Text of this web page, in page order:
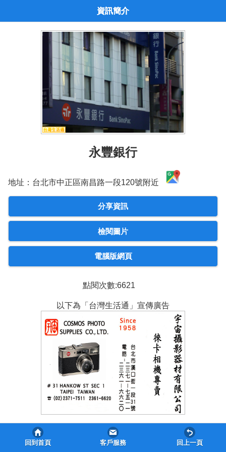
資訊簡介
永豐銀行
地址：台北市中正區南昌路一段120號附近
分享資訊
檢閱圖片
電腦版網頁
點閱次數:6621
以下為「台灣生活通」宣傳廣告
回到首頁 客戶服務 回上一頁